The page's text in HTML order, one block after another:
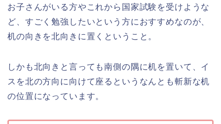
お子さんがいる方やこれから国家試験を受けような
ど、すごく勉強したいという方におすすめなのが、
机の向きを北向きに置くということ。
しかも北向きと言っても南側の隅に机を置いて、イ
スを北の方向に向けて座るというなんとも斬新な机
の位置になっています。